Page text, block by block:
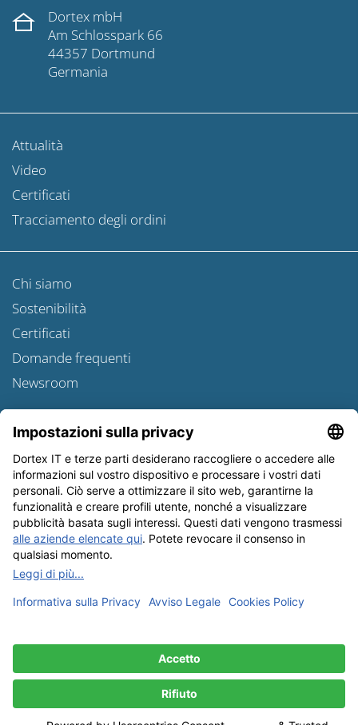
Dortex mbH
Am Schlosspark 66
44357 Dortmund
Germania
Attualità
Video
Certificati
Tracciamento degli ordini
Chi siamo
Sostenibilità
Certificati
Domande frequenti
Newsroom
Informativa sulle spedizioni
Newsletter
Tutela dei dati
Condizioni Generali
Editoriale
I nostri metodi di pagamento: